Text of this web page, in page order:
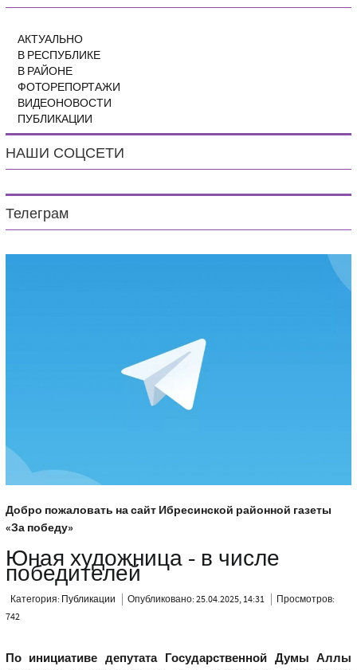
АКТУАЛЬНО
В РЕСПУБЛИКЕ
В РАЙОНЕ
ФОТОРЕПОРТАЖИ
ВИДЕОНОВОСТИ
ПУБЛИКАЦИИ
НАШИ СОЦСЕТИ
Телеграм
Добро пожаловать на сайт Ибресинской районной газеты
«За победу»
Юная художница - в числе
победителей
Категория: Публикации Опубликовано: 25.04.2025, 14:31
Просмотров:
742
По инициативе депутата Государственной Думы Аллы